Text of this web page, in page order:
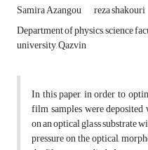
Samira Azangou
reza shakouri
Department of physics, science
university, Qazvin
In this paper, in order to
film samples were
on an optical glass substrate
pressure on the optical,